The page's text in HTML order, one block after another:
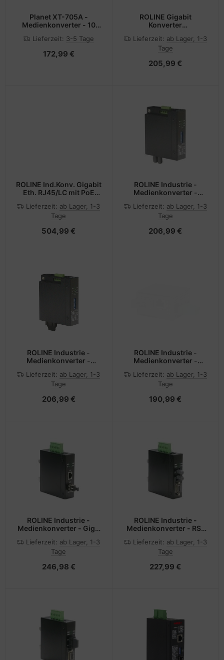
Planet XT-705A -
Medienkonverter - 10
Lieferzeit: 3-5 Tage
172,99 €
ROLINE Gigabit
Konverter
Converter - 1 Gbps
Lieferzeit: ab Lager, 1-3
Tage
205,99 €
ROLINE Ind.Konv. Gigabit
Eth. RJ45/LC mit PoE
Gbps - Power over
Ethernet
Lieferzeit: ab Lager, 1-3
Tage
504,99 €
ROLINE Industrie -
Medienkonverter -
Lieferzeit: ab Lager, 1-3
Tage
206,99 €
ROLINE Industrie -
Medienkonverter -
Lieferzeit: ab Lager, 1-3
Tage
206,99 €
ROLINE Industrie -
Medienkonverter -
Lieferzeit: ab Lager, 1-3
Tage
190,99 €
ROLINE Industrie -
Medienkonverter - GigE
1000Base-T
Lieferzeit: ab Lager, 1-3
Tage
246,98 €
ROLINE Industrie -
Medienkonverter - RS-
Sub (DB-9)
Lieferzeit: ab Lager, 1-3
Tage
227,99 €